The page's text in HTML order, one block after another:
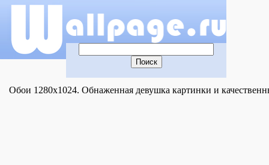
Обои 1280x1024. Обнаженная девушка картинки и